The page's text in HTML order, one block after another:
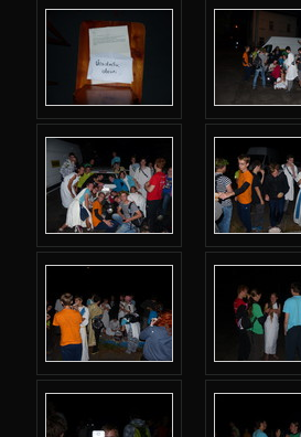
Podzimní 2019
Jarní 2019
Podzimní 2018
Jarní 2018
Podzimní 2017
Jarní 2017
Podzimní 2016
Jarní 2016
Podzimní 2015
Úvod
Adresář
Karolínka